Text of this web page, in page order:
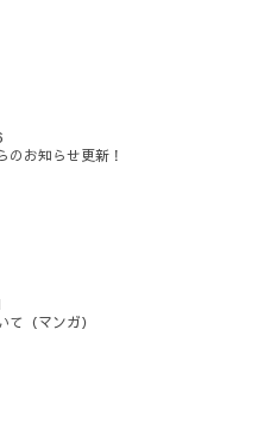
のお知らせ更新！
て（マンガ）